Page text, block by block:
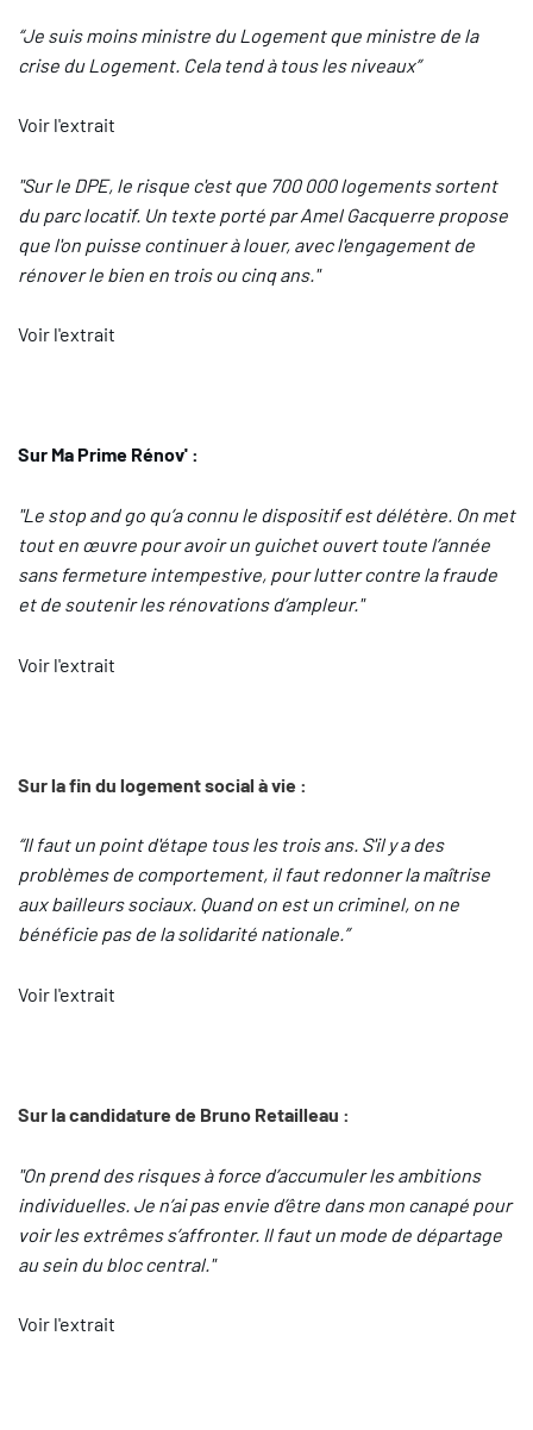
“Je suis moins ministre du Logement que ministre de la
crise du Logement. Cela tend à tous les niveaux”
Voir l'extrait
"Sur le DPE, le risque c'est que 700 000 logements sortent
du parc locatif. Un texte porté par Amel Gacquerre propose
que l'on puisse continuer à louer, avec l'engagement de
rénover le bien en trois ou cinq ans."
Voir l'extrait
Sur Ma Prime Rénov' :
"Le stop and go qu’a connu le dispositif est délétère. On met
tout en œuvre pour avoir un guichet ouvert toute l’année
sans fermeture intempestive, pour lutter contre la fraude
et de soutenir les rénovations d’ampleur."
Voir l'extrait
Sur la fin du logement social à vie :
“Il faut un point d'étape tous les trois ans. S'il y a des
problèmes de comportement, il faut redonner la maîtrise
aux bailleurs sociaux. Quand on est un criminel, on ne
bénéficie pas de la solidarité nationale.”
Voir l'extrait
Sur la candidature de Bruno Retailleau :
"On prend des risques à force d’accumuler les ambitions
individuelles. Je n’ai pas envie d’être dans mon canapé pour
voir les extrêmes s’affronter. Il faut un mode de départage
au sein du bloc central."
Voir l'extrait